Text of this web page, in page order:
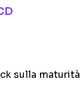
sulla maturità